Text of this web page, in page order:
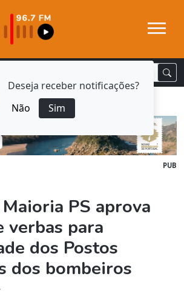
Deseja receber notificações?
Não
Sim
PUB
Maioria PS aprova
verbas para
dos Postos
dos bombeiros